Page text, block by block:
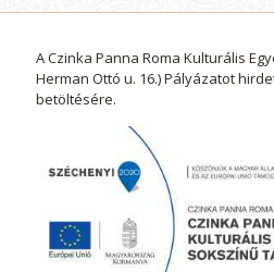
A Czinka Panna Roma Kulturális
Herman Ottó u. 16.) Pályázatot
betöltésére.